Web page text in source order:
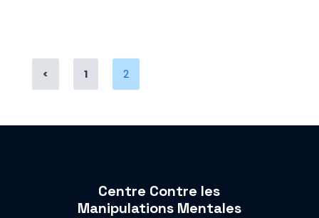
< Page
1 Page
2
Centre Contre les
Manipulations Mentales